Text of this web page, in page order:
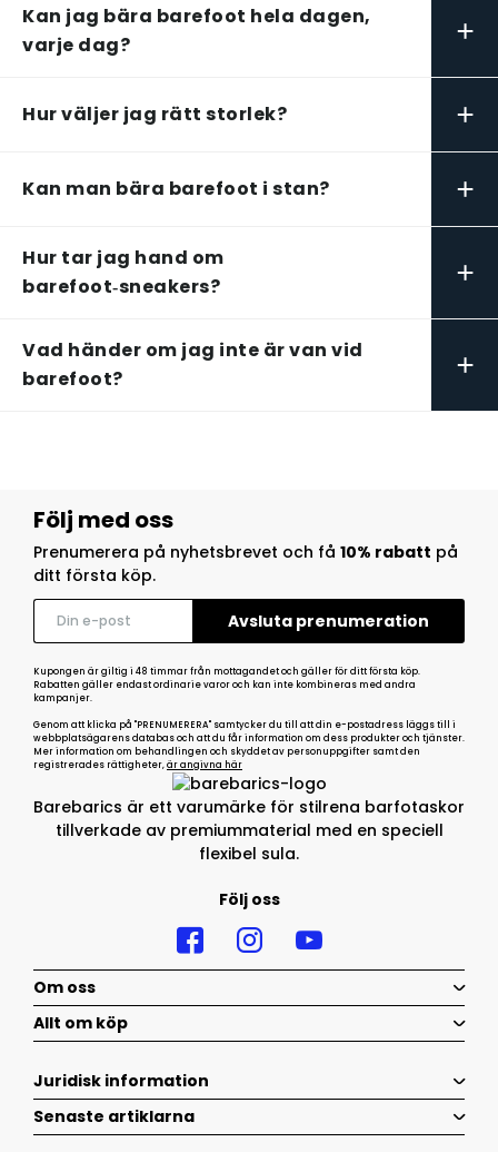
Kan jag bära barefoot hela dagen,
varje dag?
+
Hur väljer jag rätt storlek? +
Kan man bära barefoot i stan? +
Hur tar jag hand om
barefoot‑sneakers?
+
Vad händer om jag inte är van vid
barefoot?
+
Barebarics är ett varumärke för stilrena barfotaskor
tillverkade av premiummaterial med en speciell
flexibel sula.
Följ oss
Följ med oss
Prenumerera på nyhetsbrevet och få 10% rabatt på
ditt första köp.
Kupongen är giltig i 48 timmar från mottagandet och gäller för ditt första köp.
Rabatten gäller endast ordinarie varor och kan inte kombineras med andra
kampanjer.
Genom att klicka på "PRENUMERERA" samtycker du till att din e-postadress läggs till i
webbplatsägarens databas och att du får information om dess produkter och tjänster.
Mer information om behandlingen och skyddet av personuppgifter samt den
registrerades rättigheter,är angivna här
Om oss
Allt om köp
Juridisk information
Senaste artiklarna